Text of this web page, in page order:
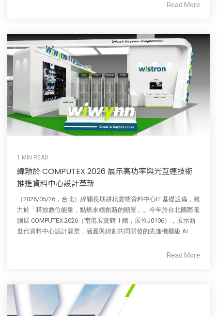
Read More
1 MIN READ
緯穎於 COMPUTEX 2026 展示高功率與光互連技術
推進資料中心設計革新
（2026/05/26，台北）緯穎長期耕耘雲端資料中心IT 基礎設備，致
力於「釋放數位能量，點燃永續創新的願景」。今年於台北國際電
腦展 COMPUTEX 2026（南港展覽館 1 館，展位J0106），展示新
世代資料中心設計願景，涵蓋與緯創共同開發的先進機櫃級 AI ...
Read More